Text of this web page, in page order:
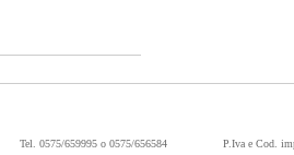
Tel. 0575/659995 o 0575/656584
P.Iva e Cod.